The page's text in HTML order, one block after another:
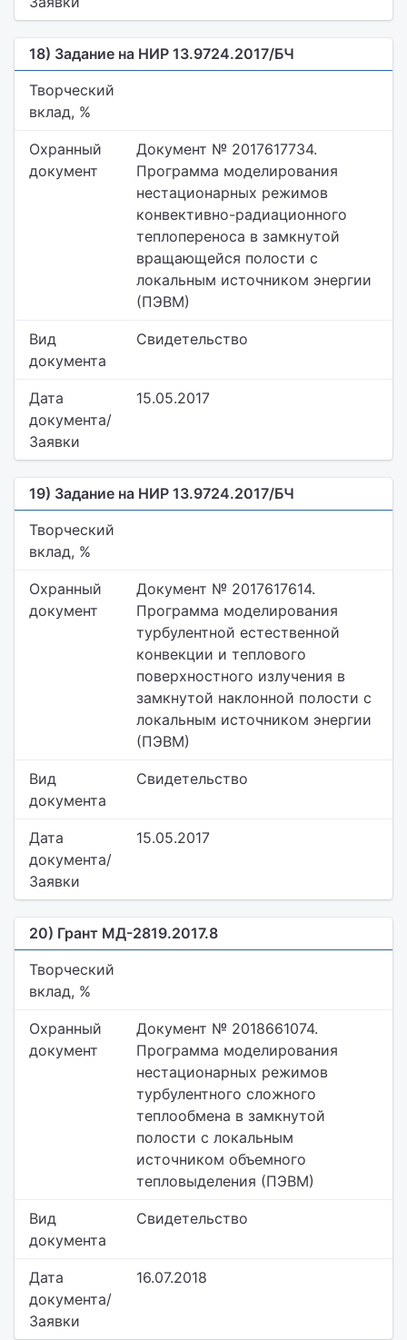
18) Задание на НИР 13.9724.2017/БЧ
Творческий
вклад, %
Охранный
документ
Документ № 2017617734.
Программа моделирования
нестационарных режимов
конвективно-радиационного
теплопереноса в замкнутой
вращающейся полости с
локальным источником энергии
(ПЭВМ)
Вид
документа
Свидетельство
Дата
документа/
Заявки
15.05.2017
19) Задание на НИР 13.9724.2017/БЧ
Творческий
вклад, %
Охранный
документ
Документ № 2017617614.
Программа моделирования
турбулентной естественной
конвекции и теплового
поверхностного излучения в
замкнутой наклонной полости с
локальным источником энергии
(ПЭВМ)
Вид
документа
Свидетельство
Дата
документа/
Заявки
15.05.2017
20) Грант МД-2819.2017.8
Творческий
вклад, %
Охранный
документ
Документ № 2018661074.
Программа моделирования
нестационарных режимов
турбулентного сложного
теплообмена в замкнутой
полости с локальным
источником объемного
тепловыделения (ПЭВМ)
Вид
документа
Свидетельство
Дата
документа/
Заявки
16.07.2018